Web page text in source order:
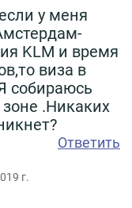
у меня
KLM и время
виза в
собираюсь
.Никаких
Ответить
г.